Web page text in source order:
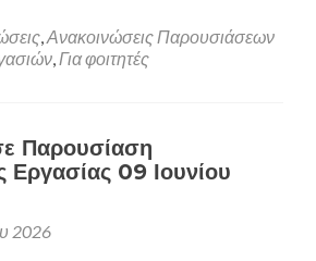
about
Πρόσκληση
Ιουνίου
,Ανακοινώσεις Παρουσιάσεων
,Για φοιτητές
Παρουσίαση
Εργασίας 09 Ιουνίου
2026